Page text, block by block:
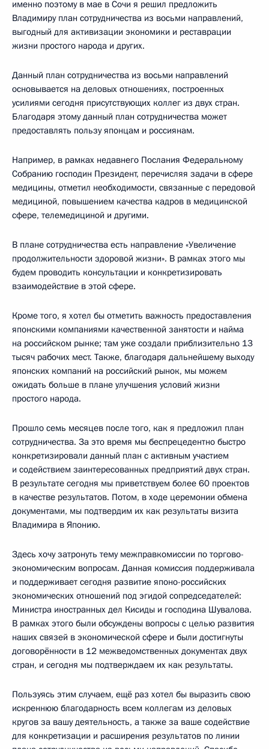
именно поэтому в мае в Сочи я решил предложить
Владимиру план сотрудничества из восьми направлений,
выгодный для активизации экономики и реставрации
жизни простого народа и других.
Данный план сотрудничества из восьми направлений
основывается на деловых отношениях, построенных
усилиями сегодня присутствующих коллег из двух стран.
Благодаря этому данный план сотрудничества может
предоставлять пользу японцам и россиянам.
Например, в рамках недавнего Послания Федеральному
Собранию господин Президент, перечисляя задачи в сфере
медицины, отметил необходимости, связанные с передовой
медициной, повышением качества кадров в медицинской
сфере, телемедициной и другими.
В плане сотрудничества есть направление «Увеличение
продолжительности здоровой жизни». В рамках этого мы
будем проводить консультации и конкретизировать
взаимодействие в этой сфере.
Кроме того, я хотел бы отметить важность предоставления
японскими компаниями качественной занятости и найма
на российском рынке; там уже создали приблизительно 13
тысяч рабочих мест. Также, благодаря дальнейшему выходу
японских компаний на российский рынок, мы можем
ожидать больше в плане улучшения условий жизни
простого народа.
Прошло семь месяцев после того, как я предложил план
сотрудничества. За это время мы беспрецедентно быстро
конкретизировали данный план с активным участием
и содействием заинтересованных предприятий двух стран.
В результате сегодня мы приветствуем более 60 проектов
в качестве результатов. Потом, в ходе церемонии обмена
документами, мы подтвердим их как результаты визита
Владимира в Японию.
Здесь хочу затронуть тему межправкомиссии по торгово-
экономическим вопросам. Данная комиссия поддерживала
и поддерживает сегодня развитие японо-российских
экономических отношений под эгидой сопредседателей:
Министра иностранных дел Кисиды и господина Шувалова.
В рамках этого были обсуждены вопросы с целью развития
наших связей в экономической сфере и были достигнуты
договорённости в 12 межведомственных документах двух
стран, и сегодня мы подтверждаем их как результаты.
Пользуясь этим случаем, ещё раз хотел бы выразить свою
искреннюю благодарность всем коллегам из деловых
кругов за вашу деятельность, а также за ваше содействие
для конкретизации и расширения результатов по линии